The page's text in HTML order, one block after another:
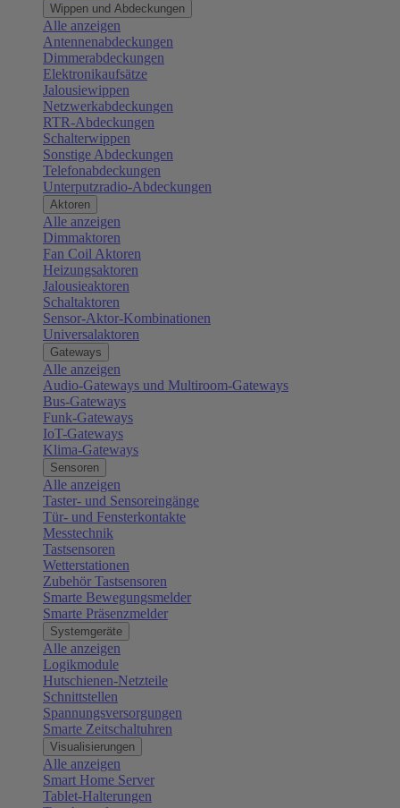
Wippen und Abdeckungen
Alle anzeigen
Antennenabdeckungen
Dimmerabdeckungen
Elektronikaufsätze
Jalousiewippen
Netzwerkabdeckungen
RTR-Abdeckungen
Schalterwippen
Sonstige Abdeckungen
Telefonabdeckungen
Unterputzradio-Abdeckungen
Aktoren
Alle anzeigen
Dimmaktoren
Fan Coil Aktoren
Heizungsaktoren
Jalousieaktoren
Schaltaktoren
Sensor-Aktor-Kombinationen
Universalaktoren
Gateways
Alle anzeigen
Audio-Gateways und Multiroom-Gateways
Bus-Gateways
Funk-Gateways
IoT-Gateways
Klima-Gateways
Sensoren
Alle anzeigen
Taster- und Sensoreingänge
Tür- und Fensterkontakte
Messtechnik
Tastsensoren
Wetterstationen
Zubehör Tastsensoren
Smarte Bewegungsmelder
Smarte Präsenzmelder
Systemgeräte
Alle anzeigen
Logikmodule
Hutschienen-Netzteile
Schnittstellen
Spannungsversorgungen
Smarte Zeitschaltuhren
Visualisierungen
Alle anzeigen
Smart Home Server
Tablet-Halterungen